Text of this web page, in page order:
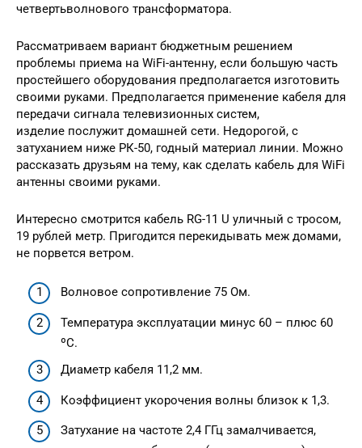
четвертьволнового трансформатора.
Рассматриваем вариант бюджетным решением
проблемы приема на WiFi-антенну, если большую часть
простейшего оборудования предполагается изготовить
своими руками. Предполагается применение кабеля для
передачи сигнала телевизионных систем,
изделие послужит домашней сети. Недорогой, с
затуханием ниже РК-50, годный материал линии. Можно
рассказать друзьям на тему, как сделать кабель для WiFi
антенны своими руками.
Интересно смотрится кабель RG-11 U уличный с тросом,
19 рублей метр. Пригодится перекидывать меж домами,
не порвется ветром.
Волновое сопротивление 75 Ом.
Температура эксплуатации минус 60 – плюс 60
ºС.
Диаметр кабеля 11,2 мм.
Коэффициент укорочения волны близок к 1,3.
Затухание на частоте 2,4 ГГц замалчивается,